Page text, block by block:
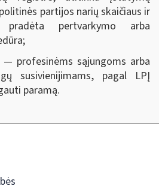
partijos narių skaičiaus ir
pertvarkymo arba
profesinėms sąjungoms arba
susivienijimams, pagal LPĮ
paramą.